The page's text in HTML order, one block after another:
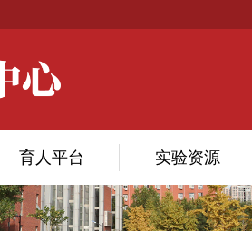
育人平台 实验资源